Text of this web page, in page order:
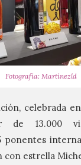
Fotografía: Martínezld
celebrada
de 13.000
ponentes
con estrella